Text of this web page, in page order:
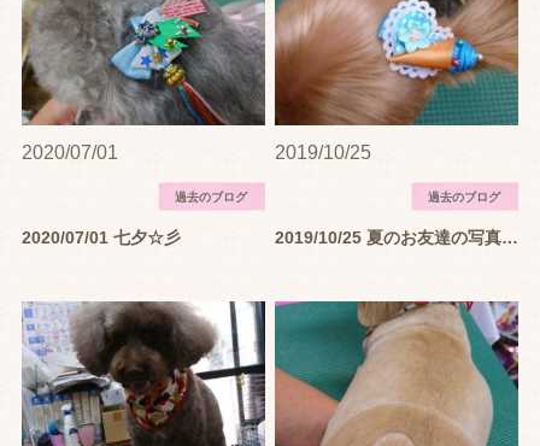
子犬のトリミングはいつから？
犬がトリミングで暴れないようになるコツ
スタッフ紹介
ニュース
ペットのあずかりも可能！
2020/07/01
過去のブログ
2020/07/01 七夕☆彡
2019/10/25
過去のブログ
2019/10/25 夏のお友達の写真です。